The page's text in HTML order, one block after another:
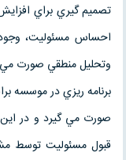
تصميم گيري براي
احساس مسئوليت، وجود
وتحليل منطقي صورت مي
برنامه ريزي در موسسه
صورت مي گيرد و در اين
قبول مسئوليت توسط